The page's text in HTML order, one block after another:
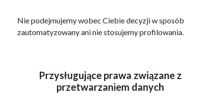
Nie podejmujemy wobec Ciebie decyzji w sposób
zautomatyzowany ani nie stosujemy profilowania.
Przysługujące prawa związane z
przetwarzaniem danych